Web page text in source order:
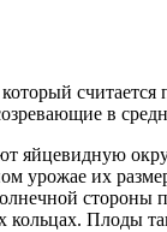
в
яйцевидную
урожае их
кольцах. Плоды